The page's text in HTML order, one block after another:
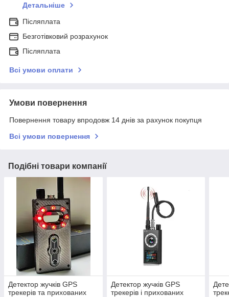
Детальніше
Післяплата
Безготівковий розрахунок
Післяплата
Всі умови оплати
Умови повернення
Повернення товару впродовж 14 днів за рахунок покупця
Всі умови повернення
Подібні товари компанії
Детектор жучків GPS
трекерів та прихованих
Детектор жучків GPS
трекерів і прихованих